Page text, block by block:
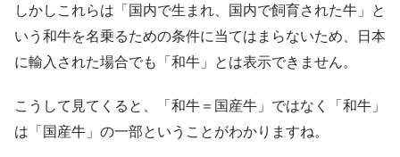
しかしこれらは「国内で生まれ、国内で飼育された牛」と
いう和牛を名乗るための条件に当てはまらないため、日本
に輸入された場合でも「和牛」とは表示できません。
こうして見てくると、「和牛＝国産牛」ではなく「和牛」
は「国産牛」の一部ということがわかりますね。